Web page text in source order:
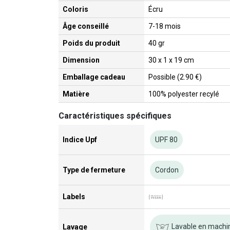
Coloris Écru
Âge conseillé 7-18 mois
Poids du produit 40 gr
Dimension 30 x 1 x 19 cm
Emballage cadeau Possible (2.90 €)
Matière 100% polyester recylé
Caractéristiques spécifiques
Indice Upf UPF 80
Type de fermeture Cordon
Labels
Lavage Lavable en